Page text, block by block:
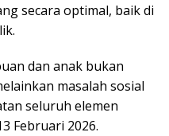
secara optimal, baik di
dan anak bukan
masalah sosial
seluruh elemen
Februari 2026.